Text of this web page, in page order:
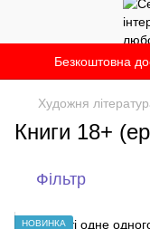
Безкоштовна
Художня
Книги 18+
Фільтр
НОВИНКА